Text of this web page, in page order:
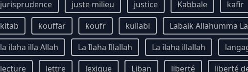
jurisprudence
juste milieu justice Kabbale kafir
kitab
kouffar koufr kullabi Labaik Allahumma
la ilaha illa Allah
La Ilaha Illallah La ilaha illallah
lecture
lettre lexique Liban liberté liberté